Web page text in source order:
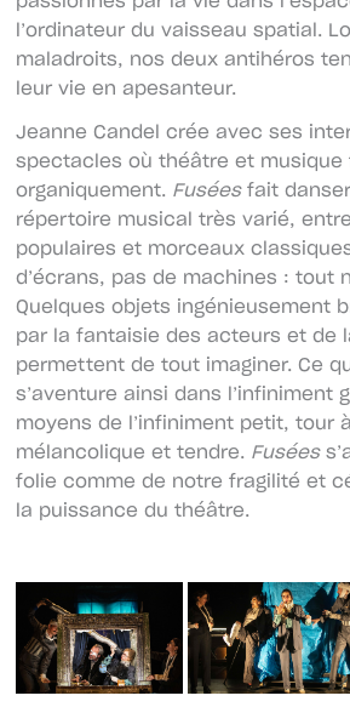
l’ordinateur du vaisseau spatial.
maladroits, nos deux antihéros
leur vie en apesanteur.
Jeanne Candel crée avec ses
spectacles où théâtre et musique
organiquement. Fuséesfait
répertoire musical très varié,
populaires et morceaux
d’écrans, pas de machines : tout
Quelques objets ingénieusement
par la fantaisie des acteurs et de
permettent de tout imaginer. Ce
s’aventure ainsi dans l’infiniment
moyens de l’infiniment petit, tour
mélancolique et tendre. Fusées
folie comme de notre fragilité et
la puissance du théâtre.